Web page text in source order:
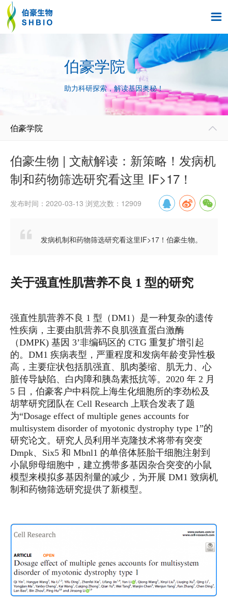

伯豪学院
助力科研探索，解读基因奥秘！
伯豪学院 
伯豪生物 | 文献解读：新策略！发病机
制和药物筛选研究看这里 IF>17！
发布时间：2020-03-13 浏览次数：12909
 发病机制和药物筛选研究看这里IF>17！伯豪生物。
关于强直性肌营养不良 1 型的研究
强直性肌营养不良 1 型（DM1）是一种复杂的遗传
性疾病，主要由肌营养不良肌强直蛋白激酶
（DMPK) 基因 3’非编码区的 CTG 重复扩增引起
的。DM1 疾病表型，严重程度和发病年龄变异性极
高，主要症状包括肌强直、肌肉萎缩、肌无力、心
脏传导缺陷、白内障和胰岛素抵抗等。2020 年 2 月
5 日，伯豪客户中科院上海生化细胞所的李劲松及
胡苹研究团队在 Cell Research 上联合发表了题
为“Dosage effect of multiple genes accounts for
multisystem disorder of myotonic dystrophy type 1”的
研究论文。研究人员利用半克隆技术将带有突变
Dmpk、Six5 和 Mbnl1 的单倍体胚胎干细胞注射到
小鼠卵母细胞中，建立携带多基因杂合突变的小鼠
模型来模拟多基因剂量的减少，为开展 DM1 致病机
制和药物筛选研究提供了新模型。